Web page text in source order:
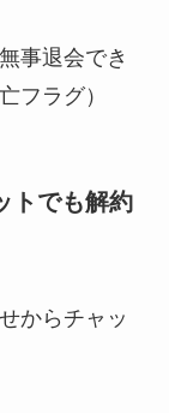
事退会でき
フラグ）
トでも解約
からチャッ